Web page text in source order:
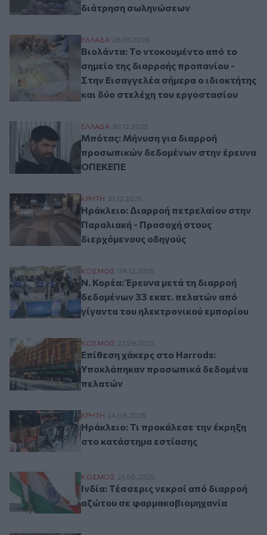
διάτρηση σωληνώσεων
Βιολάντα: Το ντοκουμέντο από το
ΕΛΛAΔΑ 28.01.2026
Βιολάντα: Το ντοκουμέντο από το
σημείο της διαρροής προπανίου -
Στην Εισαγγελέα σήμερα ο ιδιοκτήτης
και δύο στελέχη του εργοστασίου
Μπότας: Μήνυση για διαρροή
ΕΛΛAΔΑ 30.12.2025
Μπότας: Μήνυση για διαρροή
προσωπικών δεδομένων στην έρευνα
ΟΠΕΚΕΠΕ
Ηράκλειο: Διαρροή πετρελαίου στην
ΚΡΗΤΗ 10.12.2025
Ηράκλειο: Διαρροή πετρελαίου στην
Παραλιακή - Προσοχή στους
διερχόμενους οδηγούς
Ν. Κορέα: Έρευνα μετά τη διαρροή
ΚΟΣΜΟΣ 09.12.2025
Ν. Κορέα: Έρευνα μετά τη διαρροή
δεδομένων 33 εκατ. πελατών από
γίγαντα του ηλεκτρονικού εμπορίου
Επίθεση χάκερς στο Harrods:
ΚΟΣΜΟΣ 27.09.2025
Επίθεση χάκερς στο Harrods:
Υποκλάπηκαν προσωπικά δεδομένα
πελατών
Ηράκλειο: Τι προκάλεσε την έκρηξη στο
ΚΡΗΤΗ 24.09.2025
Ηράκλειο: Τι προκάλεσε την έκρηξη
στο κατάστημα εστίασης
Ινδία: Τέσσερις νεκροί από διαρροή
ΚΟΣΜΟΣ 21.08.2025
Ινδία: Τέσσερις νεκροί από διαρροή
αζώτου σε φαρμακοβιομηχανία